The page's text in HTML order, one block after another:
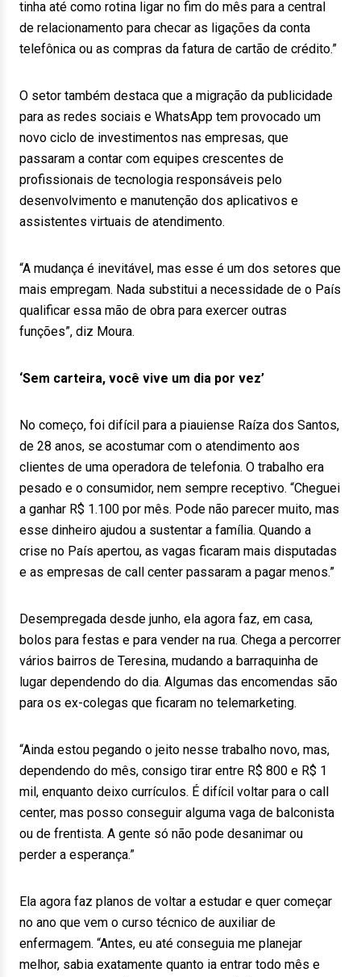
tinha até como rotina ligar no fim do mês para a central
de relacionamento para checar as ligações da conta
telefônica ou as compras da fatura de cartão de crédito.”
O setor também destaca que a migração da publicidade
para as redes sociais e WhatsApp tem provocado um
novo ciclo de investimentos nas empresas, que
passaram a contar com equipes crescentes de
profissionais de tecnologia responsáveis pelo
desenvolvimento e manutenção dos aplicativos e
assistentes virtuais de atendimento.
“A mudança é inevitável, mas esse é um dos setores que
mais empregam. Nada substitui a necessidade de o País
qualificar essa mão de obra para exercer outras
funções”, diz Moura.
‘Sem carteira, você vive um dia por vez’
No começo, foi difícil para a piauiense Raíza dos Santos,
de 28 anos, se acostumar com o atendimento aos
clientes de uma operadora de telefonia. O trabalho era
pesado e o consumidor, nem sempre receptivo. “Cheguei
a ganhar R$ 1.100 por mês. Pode não parecer muito, mas
esse dinheiro ajudou a sustentar a família. Quando a
crise no País apertou, as vagas ficaram mais disputadas
e as empresas de call center passaram a pagar menos.”
Desempregada desde junho, ela agora faz, em casa,
bolos para festas e para vender na rua. Chega a percorrer
vários bairros de Teresina, mudando a barraquinha de
lugar dependendo do dia. Algumas das encomendas são
para os ex-colegas que ficaram no telemarketing.
“Ainda estou pegando o jeito nesse trabalho novo, mas,
dependendo do mês, consigo tirar entre R$ 800 e R$ 1
mil, enquanto deixo currículos. É difícil voltar para o call
center, mas posso conseguir alguma vaga de balconista
ou de frentista. A gente só não pode desanimar ou
perder a esperança.”
Ela agora faz planos de voltar a estudar e quer começar
no ano que vem o curso técnico de auxiliar de
enfermagem. “Antes, eu até conseguia me planejar
melhor, sabia exatamente quanto ia entrar todo mês e